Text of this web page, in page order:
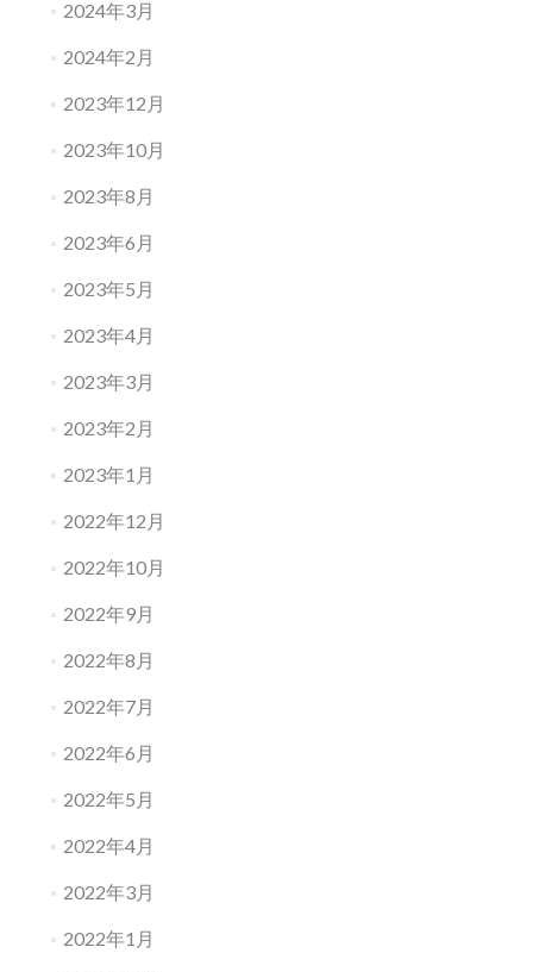
2024年3月
2024年2月
2023年12月
2023年10月
2023年8月
2023年6月
2023年5月
2023年4月
2023年3月
2023年2月
2023年1月
2022年12月
2022年10月
2022年9月
2022年8月
2022年7月
2022年6月
2022年5月
2022年4月
2022年3月
2022年1月